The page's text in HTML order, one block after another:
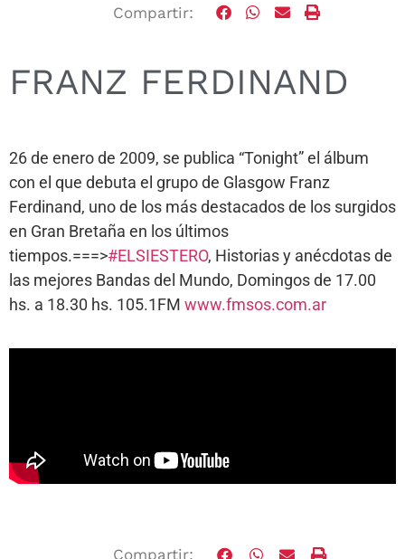
Compartir:
FRANZ FERDINAND
26 de enero de 2009, se publica “Tonight” el álbum
con el que debuta el grupo de Glasgow Franz
Ferdinand, uno de los más destacados de los surgidos
en Gran Bretaña en los últimos
tiempos.===>#ELSIESTERO, Historias y anécdotas de
las mejores Bandas del Mundo, Domingos de 17.00
hs. a 18.30 hs. 105.1FM www.fmsos.com.ar
Compartir: